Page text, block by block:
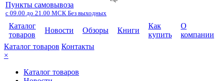
Пункты самовывоза
с 09.00 до 21.00 МСК Без выходных
Каталог
товаров
Новости Обзоры Книги
Как
купить
О
компании
Каталог товаров Контакты
×
Каталог товаров